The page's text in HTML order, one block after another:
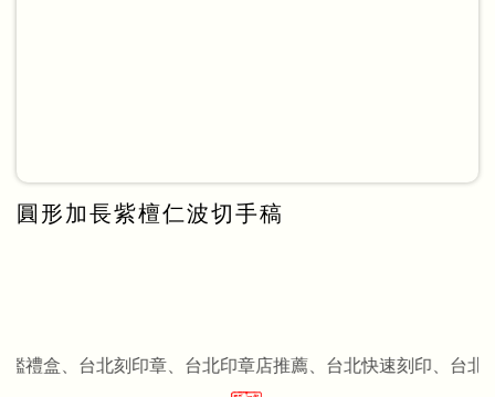
圓形加長紫檀仁波切手稿
盒、台北刻印章、台北印章店推薦、台北快速刻印、台北肚